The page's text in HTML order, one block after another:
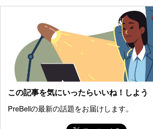
この記事を気にいったらいいね！しよう
PreBellの最新の話題をお届けします。